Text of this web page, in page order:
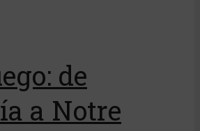
de
a Notre